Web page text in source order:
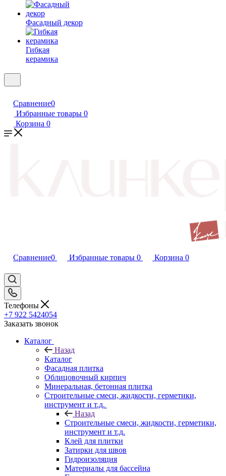
Фасадный декор
Гибкая
керамика
Сравнение0
Избранные товары 0
Корзина 0
Сравнение0 Избранные товары 0 Корзина 0
Телефоны
+7 922 5424054
Заказать звонок
Каталог
Назад
Каталог
Фасадная плитка
Облицовочный кирпич
Минеральная, бетонная плитка
Строительные смеси, жидкости, герметики,
инструмент и т.д.
Назад
Строительные смеси, жидкости, герметики,
инструмент и т.д.
Клей для плитки
Затирки для швов
Гидроизоляция
Материалы для бассейна